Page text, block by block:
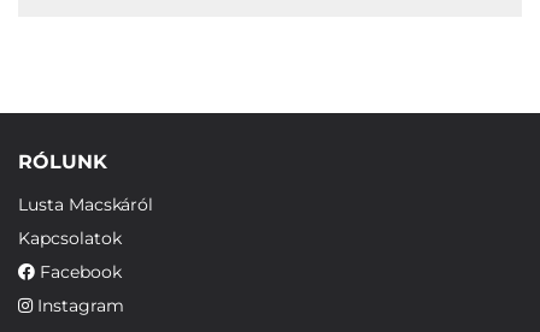
RÓLUNK
Lusta Macskáról
Kapcsolatok
Facebook
Instagram